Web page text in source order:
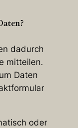
dadurch
mitteilen.
Daten
oder